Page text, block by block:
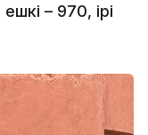
– 970, ірі